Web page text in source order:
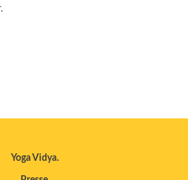
Yoga Vidya